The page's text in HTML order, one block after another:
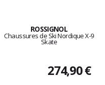
ROSSIGNOL
Chaussures de Ski Nordique X-9
Skate
274,90 €